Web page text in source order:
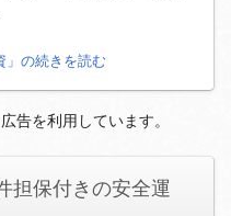
」の続きを読む
告を利用しています。
担保付きの安全運